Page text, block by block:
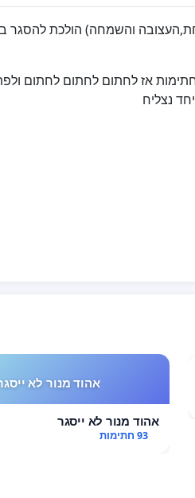
אז לחתום לחתום לחתום
נצליח
אהוד מנור לא
אהוד מנור לא ייסגר
93 חתימות